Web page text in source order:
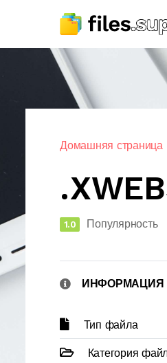
Домашняя страница
1.0 Популярность
ИНФОРМАЦИЯ
Тип файла
Категория